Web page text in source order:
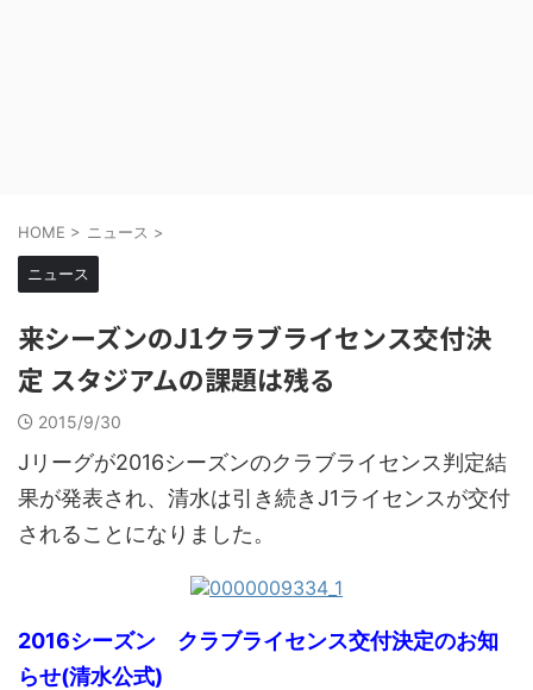
HOME > ニュース >
ニュース
来シーズンのJ1クラブライセンス交付決
定 スタジアムの課題は残る
2015/9/30
Jリーグが2016シーズンのクラブライセンス判定結
果が発表され、清水は引き続きJ1ライセンスが交付
されることになりました。
2016シーズン クラブライセンス交付決定のお知
らせ(清水公式)